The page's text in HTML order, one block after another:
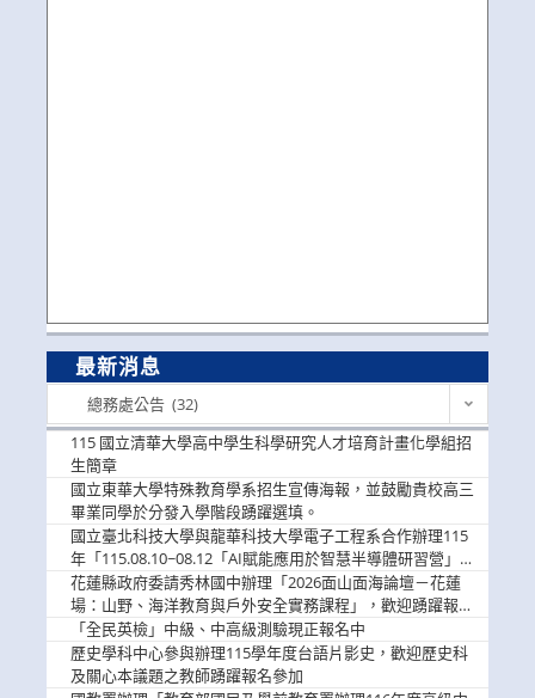
最新消息
總務處公告 (32)
115 國立清華大學高中學生科學研究人才培育計畫化學組招
生簡章
國立東華大學特殊教育學系招生宣傳海報，並鼓勵貴校高三
畢業同學於分發入學階段踴躍選填。
國立臺北科技大學與龍華科技大學電子工程系合作辦理115
年「115.08.10~08.12「AI賦能應用於智慧半導體研習營」，
歡迎學生踴躍報名參加
花蓮縣政府委請秀林國中辦理「2026面山面海論壇－花蓮
場：山野、海洋教育與戶外安全實務課程」，歡迎踴躍報名
參加
「全民英檢」中級、中高級測驗現正報名中
歷史學科中心參與辦理115學年度台語片影史，歡迎歷史科
及關心本議題之教師踴躍報名參加